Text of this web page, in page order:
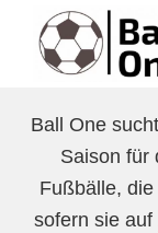
Inhalt
springen
Fußzeile
springen
One
Fußball!
Ball One
Saison für
Fußbälle,
sofern sie auf